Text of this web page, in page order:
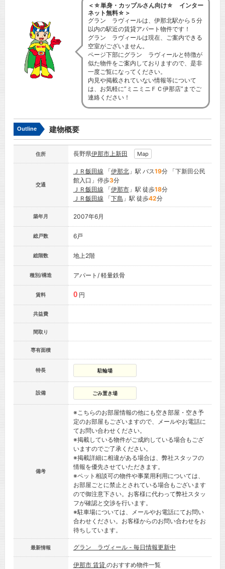
＜☆単身・カップルさん向け☆ インター
ネット無料☆＞
グラン ラヴィールは、伊那北駅から５分
以内の駅近の賃貸アパート物件です！
グラン ラヴィールは現在、ご案内できる
空室がございません。
ページ下部にグラン ラヴィールと特徴が
似た物件をご案内しておりますので、是非
一度ご覧になってください。
内見や掲載されていない情報等について
は、お気軽に”ミニミニＦＣ伊那店”までご
連絡ください！
Outline 建物概要
住所 長野県伊那市上新田 Map
交通
ＪＲ飯田線 「伊那北」駅 バス19分 「下新田公民
館入口」停歩3分
ＪＲ飯田線 「伊那市」駅 徒歩18分
ＪＲ飯田線 「下島 」駅 徒歩42分
築年月 2007年6月
総戸数 6戸
総階数 地上2階
種別/構造 アパート/ 軽量鉄骨
賃料 0 円
共益費
間取り
専有面積
特長 駐輪場
設備 ごみ置き場
備考
※こちらのお部屋情報の他にも空き部屋・空き予
定のお部屋もございますので、メールやお電話に
てお問い合わせください。
※掲載している物件がご成約している場合もござ
いますのでご了承ください。
※掲載詳細に相違がある場合は、弊社スタッフの
情報を優先させていただきます。
※ペット相談可の物件や事業用利用については、
お部屋ごとに禁止とされている場合もございます
ので御注意下さい。お客様に代わって弊社スタッ
フが確認と交渉を行います。
※駐車場については、メールやお電話にてお問い
合わせください。お客様からのお問い合わせをお
待ちしています。
最新情報 グラン ラヴィール - 毎日情報更新中
伊那市 賃貸 のおすすめ物件一覧